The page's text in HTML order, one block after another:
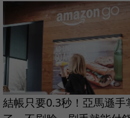
結帳只要0.3秒！亞馬遜手